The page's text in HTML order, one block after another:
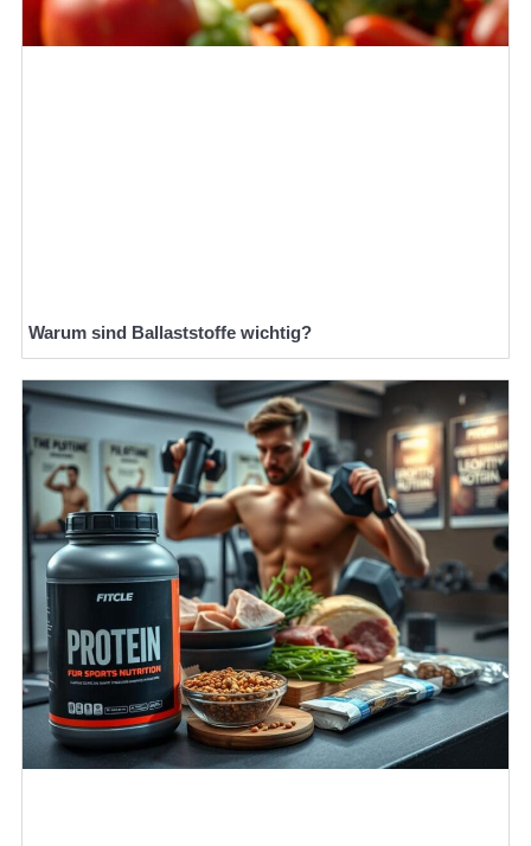
Warum sind Ballaststoffe wichtig?